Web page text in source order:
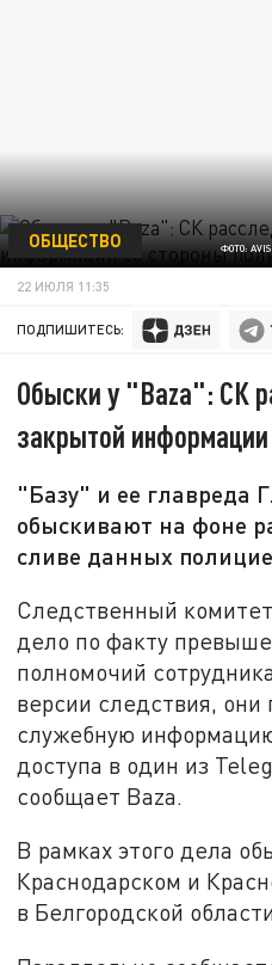
ФОТО:
ОБЩЕСТВО
22 ИЮЛЯ 11:35
ПОДПИШИТЕСЬ:
Обыски у "Baza": СК
закрытой
"Базу" и ее главреда
обыскивают на фоне
сливе данных
Следственный
дело по факту
полномочий
версии следствия, они
служебную
доступа в один из
сообщает Baza.
В рамках этого дела
Краснодарском и
в Белгородской